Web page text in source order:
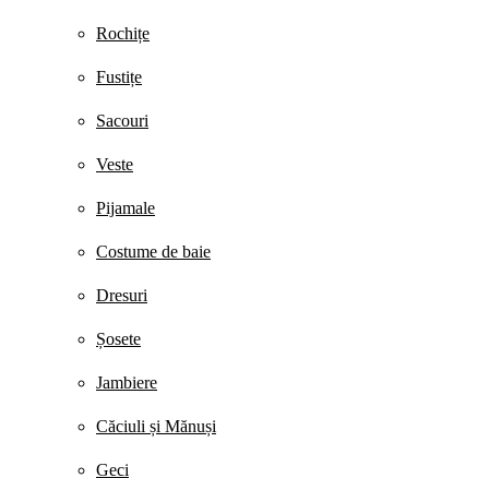
Rochițe
Fustițe
Sacouri
Veste
Pijamale
Costume de baie
Dresuri
Șosete
Jambiere
Căciuli și Mănuși
Geci